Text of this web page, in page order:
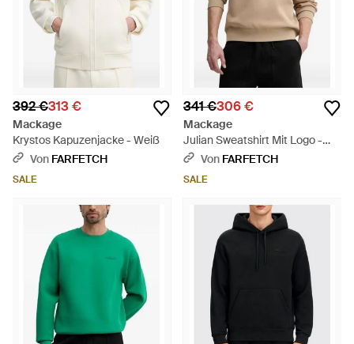
392 €313 €
Mackage
Krystos Kapuzenjacke - Weiß
Von FARFETCH
SALE
341 €306 €
Mackage
Julian Sweatshirt Mit Logo -
Natur
Von FARFETCH
SALE